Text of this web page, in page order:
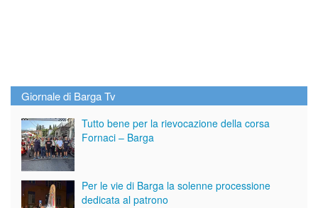
Giornale di Barga Tv
Tutto bene per la rievocazione della corsa
Fornaci – Barga
Per le vie di Barga la solenne processione
dedicata al patrono